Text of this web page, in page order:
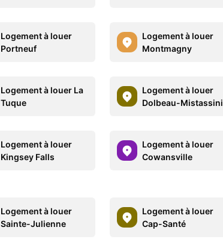
Logement à louer
Portneuf
Logement à louer
Montmagny
Logement à louer La
Tuque
Logement à louer
Dolbeau-Mistassini
Logement à louer
Kingsey Falls
Logement à louer
Cowansville
Logement à louer
Sainte-Julienne
Logement à louer
Cap-Santé